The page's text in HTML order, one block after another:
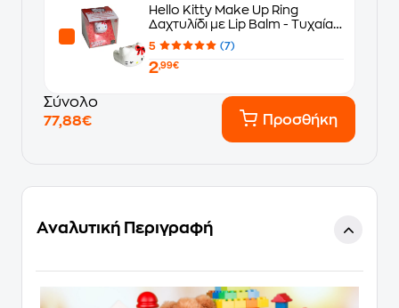
Hello Kitty Make Up Ring
Δαχτυλίδι με Lip Balm - Τυχαία
Επιλογή Σχεδίου (HKTE6000)
5 (7)
2,99€
Σύνολο
77,88€
Προσθήκη
Αναλυτική Περιγραφή